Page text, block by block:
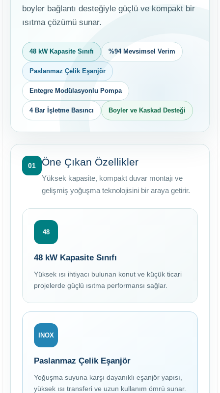
boyler bağlantı desteğiyle güçlü ve kompakt bir
ısıtma çözümü sunar.
48 kW Kapasite Sınıfı %94 Mevsimsel Verim
Paslanmaz Çelik Eşanjör
Entegre Modülasyonlu Pompa
4 Bar İşletme Basıncı Boyler ve Kaskad Desteği
01 Öne Çıkan Özellikler
Yüksek kapasite, kompakt duvar montajı ve
gelişmiş yoğuşma teknolojisini bir araya getirir.
48
48 kW Kapasite Sınıfı
Yüksek ısı ihtiyacı bulunan konut ve küçük ticari
projelerde güçlü ısıtma performansı sağlar.
INOX
Paslanmaz Çelik Eşanjör
Yoğuşma suyuna karşı dayanıklı eşanjör yapısı,
yüksek ısı transferi ve uzun kullanım ömrü sunar.